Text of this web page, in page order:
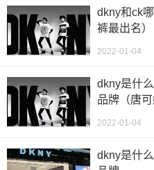
dkny和ck
裤最出名）
2022-01-04
dkny是什
品牌（唐可
2022-01-04
dkny是什